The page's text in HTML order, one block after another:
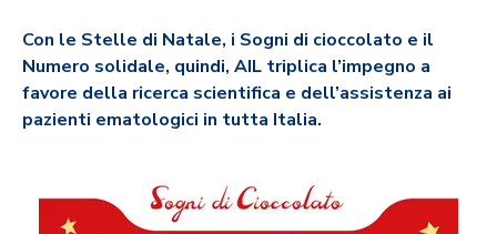
Con le Stelle di Natale, i Sogni di cioccolato e il
Numero solidale, quindi, AIL triplica l’impegno a
favore della ricerca scientifica e dell’assistenza ai
pazienti ematologici in tutta Italia.